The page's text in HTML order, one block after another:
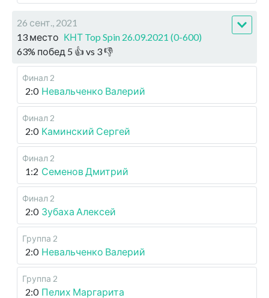
26 сент., 2021
13 место КНТ Top Spin 26.09.2021 (0-600)
63% побед 5 👍 vs 3👎
Финал 2
2:0 Невальченко Валерий
Финал 2
2:0 Каминский Сергей
Финал 2
1:2 Семенов Дмитрий
Финал 2
2:0 Зубаха Алексей
Группа 2
2:0 Невальченко Валерий
Группа 2
2:0 Пелих Маргарита